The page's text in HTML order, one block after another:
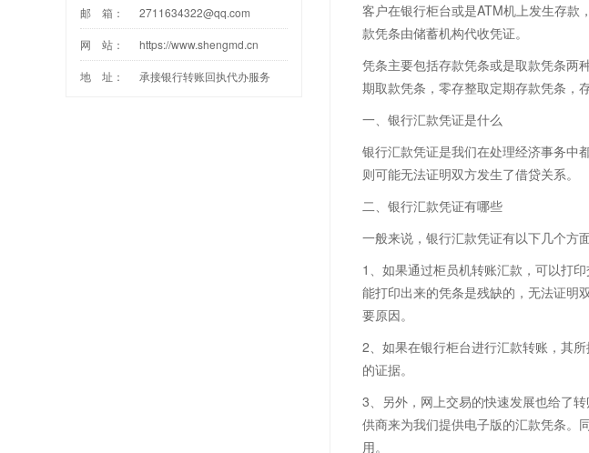
客户在银行柜台或是ATM机上发生存款
款凭条由储蓄机构代收凭证。
凭条主要包括存款凭条或是取款凭条两
期取款凭条，零存整取定期存款凭条，
一、银行汇款凭证是什么
银行汇款凭证是我们在处理经济事务中
则可能无法证明双方发生了借贷关系。
二、银行汇款凭证有哪些
一般来说，银行汇款凭证有以下几个方
1、如果通过柜员机转账汇款，可以打
能打印出来的凭条是残缺的，无法证明
要原因。
2、如果在银行柜台进行汇款转账，其
的证据。
3、另外，网上交易的快速发展也给了
供商来为我们提供电子版的汇款凭条。
用。
邮 箱： 2711634322@qq.com
网 站： https://www.shengmd.cn
地 址： 承接银行转账回执代办服务